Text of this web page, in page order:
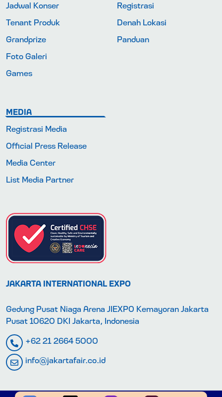
Jadwal Konser
Tenant Produk
Grandprize
Foto Galeri
Games
Registrasi
Denah Lokasi
Panduan
MEDIA
Registrasi Media
Official Press Release
Media Center
List Media Partner
JAKARTA INTERNATIONAL EXPO
Gedung Pusat Niaga Arena JIEXPO Kemayoran Jakarta
Pusat 10620 DKI Jakarta, Indonesia
+62 21 2664 5000
info@jakartafair.co.id